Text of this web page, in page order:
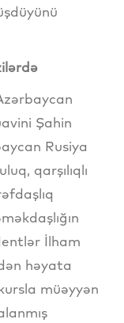
Şahin
Rusiya
qarşılıqlı
İlham
həyata
müəyyən